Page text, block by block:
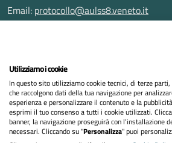
Email: protocollo@aulss8.veneto.it
Pec:protocollo.aulss8@pecveneto.it
Privacy Policy
Dichiarazione di accessibilità
Utilizziamo i cookie
In questo sito utilizziamo cookie tecnici, di terze
che raccolgono dati della tua navigazione per
esperienza e personalizzare il contenuto e la
esprimi il tuo consenso a tutti i cookie utilizzati.
banner, la navigazione proseguirà con l’installazione
necessari. Cliccando su "Personalizza" puoi